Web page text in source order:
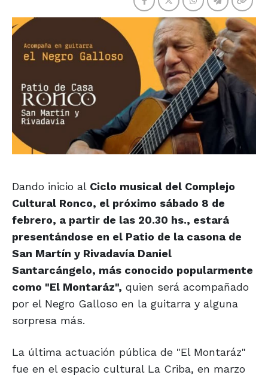
Dando inicio al Ciclo musical del Complejo
Cultural Ronco, el próximo sábado 8 de
febrero, a partir de las 20.30 hs., estará
presentándose en el Patio de la casona de
San Martín y Rivadavía Daniel
Santarcángelo, más conocido popularmente
como "El Montaráz", quien será acompañado
por el Negro Galloso en la guitarra y alguna
sorpresa más.
La última actuación pública de "El Montaráz"
fue en el espacio cultural La Criba, en marzo